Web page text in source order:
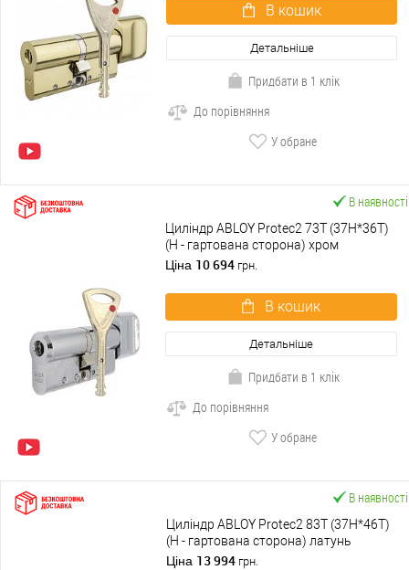
В кошик
Детальніше
Придбати в 1 клік
До порівняння
У обране
В наявності
Циліндр ABLOY Protec2 73T (37H*36T)
(H - гартована сторона) хром
полірований
Ціна 10 694 грн.
В кошик
Детальніше
Придбати в 1 клік
До порівняння
У обране
В наявності
Циліндр ABLOY Protec2 83T (37H*46T)
(H - гартована сторона) латунь
полірована
Ціна 13 994 грн.